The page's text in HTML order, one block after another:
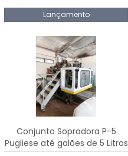
Lançamento
Conjunto Sopradora P-5
Pugliese até galões de 5 Litros